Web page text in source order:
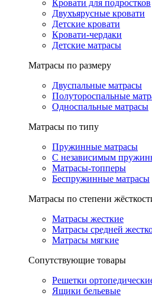
Кровати для подростков
Двухъярусные кровати
Детские кровати
Кровати-чердаки
Детские матрасы
Матрасы по размеру
Двуспальные матрасы
Полутороспальные
Односпальные матрасы
Матрасы по типу
Пружинные матрасы
С независимым
Матрасы-топперы
Беспружинные матрасы
Матрасы по степени
Матрасы жесткие
Матрасы средней
Матрасы мягкие
Сопутствующие товары
Решетки
Ящики бельевые